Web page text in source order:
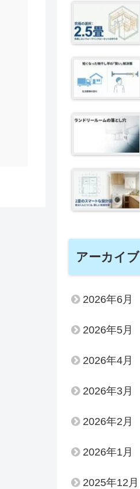
アーカイブ
2026年6月
2026年5月
2026年4月
2026年3月
2026年2月
2026年1月
2025年12月